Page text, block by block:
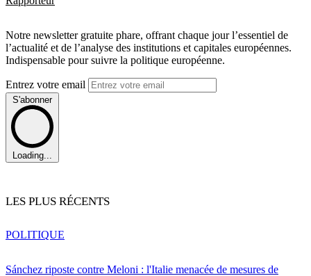
Notre newsletter gratuite phare, offrant chaque jour l’essentiel de
l’actualité et de l’analyse des institutions et capitales européennes.
Indispensable pour suivre la politique européenne.
Entrez votre email
S'abonner
Loading...
LES PLUS RÉCENTS
Sánchez riposte contre Meloni : l'Italie menacée de mesures de
POLITIQUE